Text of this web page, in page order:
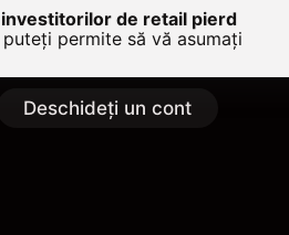
de retail pierd
permite să vă asumați
Deschideți un cont